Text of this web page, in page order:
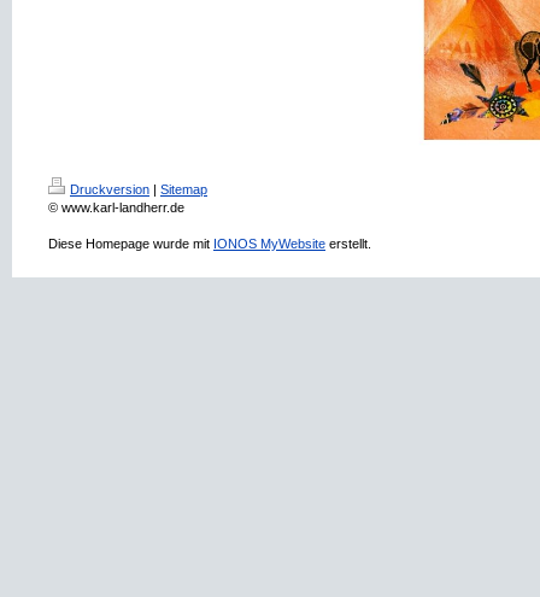
Druckversion | Sitemap
© www.karl-landherr.de
Diese Homepage wurde mit IONOS MyWebsite erstellt.